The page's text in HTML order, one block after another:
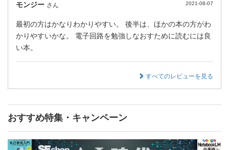
モンジー さん 2021-08-07
最初の方はかなりわかりやすい。 後半は、ほかの本の方がわ
かりやすいかな。 電子回路を勉強しなおすために読むには良
い本。
すべてのレビューを見る
おすすめ特集・キャンペーン